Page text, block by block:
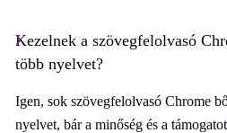
Kezelnek a szövegfelolvasó
több nyelvet?
Igen, sok szövegfelolvasó Chrome
nyelvet, bár a minőség és a